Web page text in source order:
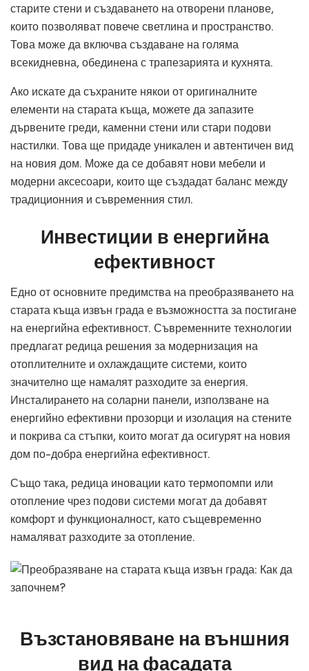
старите стени и създаването на отворени планове,
които позволяват повече светлина и пространство.
Това може да включва създаване на голяма
всекидневна, обединена с трапезарията и кухнята.
Ако искате да съхраните някои от оригиналните
елементи на старата къща, можете да запазите
дървените греди, каменни стени или стари подови
настилки. Това ще придаде уникален и автентичен вид
на новия дом. Може да се добавят нови мебели и
модерни аксесоари, които ще създадат баланс между
традиционния и съвременния стил.
Инвестиции в енергийна
ефективност
Едно от основните предимства на преобразяването на
старата къща извън града е възможността за постигане
на енергийна ефективност. Съвременните технологии
предлагат редица решения за модернизация на
отоплителните и охлаждащите системи, които
значително ще намалят разходите за енергия.
Инсталирането на соларни панели, използване на
енергийно ефективни прозорци и изолация на стените
и покрива са стъпки, които могат да осигурят на новия
дом по-добра енергийна ефективност.
Също така, редица иновации като термопомпи или
отопление чрез подови системи могат да добавят
комфорт и функционалност, като същевременно
намаляват разходите за отопление.
Възстановяване на външния
вид на фасадата